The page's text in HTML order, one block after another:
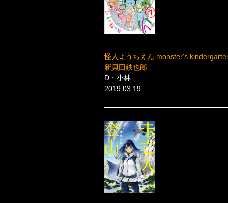
怪人ようちえん monster's
新貝田鉄也郎
D・小林
2019.03.19